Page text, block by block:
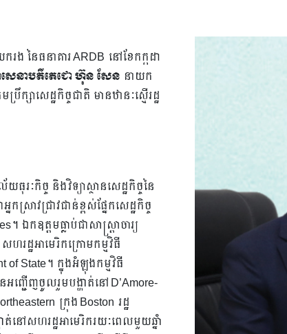
រង នៃធនាគារ ARDB នៅខែកក្កដា
សេនាបតីតេជោ ហ៊ុន សែន នាយក
ក្សាសេដ្ឋកិច្ចជាតិ មានឋានៈស្មើរដ្ឋ
រៈកិច្ច និងវិទ្យាស្ថានសេដ្ឋកិច្ចនៃ
រាវជ្រាវជាន់ខ្ពស់ផ្នែកសេដ្ឋកិច្ច
ឯកឧត្តមធ្លាប់ជាសាស្រ្តាចារ្យ
ហរដ្ឋអាមេរិកក្រោមកម្មវិធី
of State។ ក្នុងអំឡុងកម្មវិធី
អញ្ជើញចូលរួមបង្ហាត់នៅ D’Amore-
ក្រុង Boston រដ្ឋ
ត់នៅសហរដ្ឋអាមេរិករយៈពេលមួយឆ្នាំ